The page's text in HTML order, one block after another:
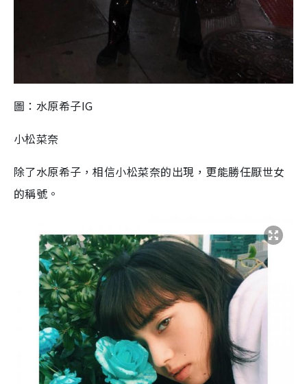
圖：水原希子IG
小松菜奈
除了水原希子，相信小松菜奈的出現，更能勝任厭世女
的稱號。